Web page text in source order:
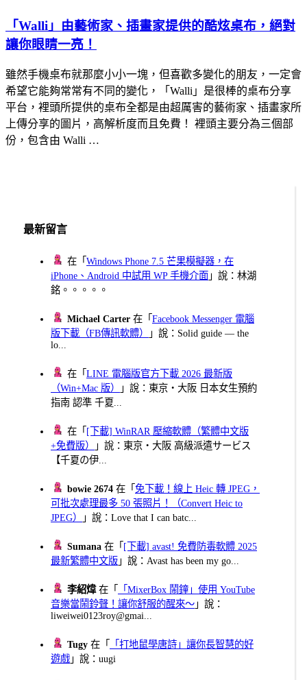
「Walli」由藝術家、插畫家提供的酷炫桌布，絕對
讓你眼睛一亮！
雖然手機桌布就那麼小小一塊，但喜歡多變化的朋友，一定會
希望它能夠常常有不同的變化，「Walli」是很棒的桌布分享
平台，裡頭所提供的桌布全都是由超厲害的藝術家、插畫家所
上傳分享的圖片，高解析度而且免費！ 裡頭主要分為三個部
份，包含由 Walli …
最新留言
在「Windows Phone 7.5 芒果模擬器，在
iPhone、Android 中試用 WP 手機介面 」說：林湖
銘。。。。。
Michael Carter 在「Facebook Messenger 電腦
版下載（FB傳訊軟體）
」說：Solid guide — the
lo...
在「LINE 電腦版官方下載 2026 最新版
（Win+Mac 版）
」說：東京・大阪 日本女生預約
指南 認準 千夏...
在「 [下載] WinRAR 壓縮軟體（繁體中文版
+免費版）
」說：東京・大阪 高級派遣サービス
【千夏の伊...
bowie 2674 在「免下載！線上 Heic 轉 JPEG，
可批次處理最多 50 張照片！（Convert Heic to
JPEG）
」說：Love that I can batc...
Sumana 在「 [下載] avast! 免費防毒軟體 2025
最新繁體中文版 」說：Avast has been my go...
李紹煒在「
「MixerBox 鬧鐘」使用 YouTube
音樂當鬧鈴聲！讓你舒服的醒來～ 」說：
liweiwei0123roy@gmai...
Tugy 在「
「打地鼠學唐詩」讓你長智慧的好
遊戲 」說：uugi